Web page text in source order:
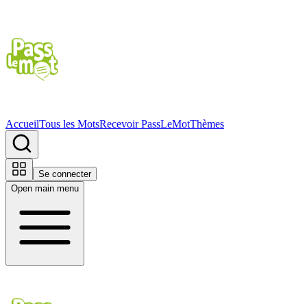
AccueilTous les MotsRecevoir PassLeMotThèmes
Se connecter
Open main menu